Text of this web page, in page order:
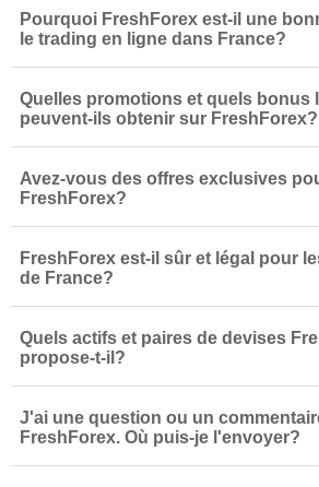
Pourquoi FreshForex est-il une
le trading en ligne dans France?
Quelles promotions et quels bonus
peuvent-ils obtenir sur FreshForex?
Avez-vous des offres exclusives
FreshForex?
FreshForex est-il sûr et légal pour
de France?
Quels actifs et paires de devises
propose-t-il?
J'ai une question ou un
FreshForex. Où puis-je l'envoyer?